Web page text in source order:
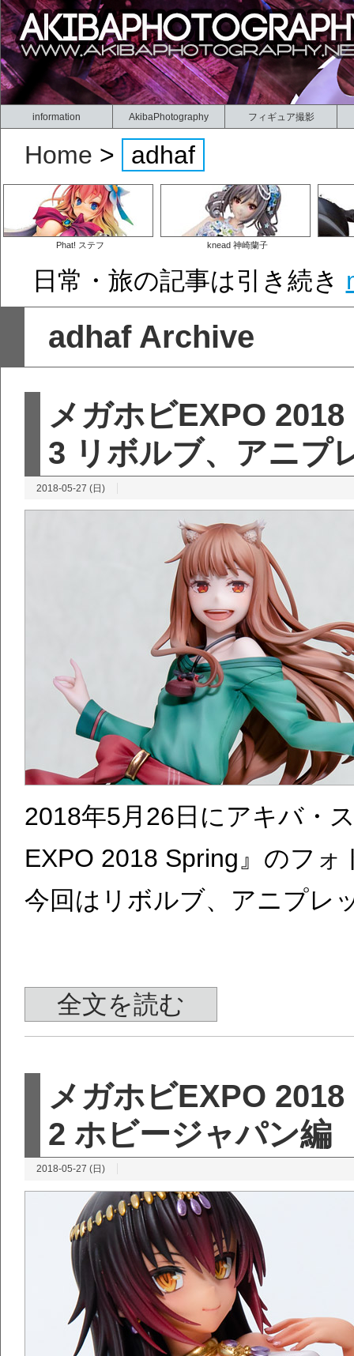
information AkibaPhotography フィギュア撮影
Home > adhaf
Phat! ステフ knead 神崎蘭子
日常・旅の記事は引き続き
adhaf Archive
メガホビEXPO
3 リボルブ、アニプ
2018-05-27 (日)
2018年5月26日にアキバ・
EXPO 2018 Spring』のフ
今回はリボルブ、アニプレ
全文を読む
メガホビEXPO
2 ホビージャパン編
2018-05-27 (日)